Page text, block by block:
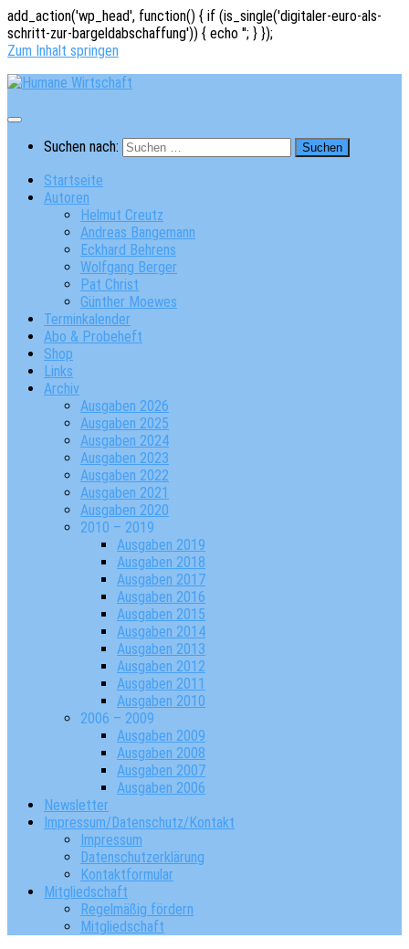
add_action('wp_head', function() { if (is_single('digitaler-euro-als-
schritt-zur-bargeldabschaffung')) { echo ''; } });
Zum Inhalt springen
Suchen nach:
Startseite
Autoren
Helmut Creutz
Andreas Bangemann
Eckhard Behrens
Wolfgang Berger
Pat Christ
Günther Moewes
Terminkalender
Abo & Probeheft
Shop
Links
Archiv
Ausgaben 2026
Ausgaben 2025
Ausgaben 2024
Ausgaben 2023
Ausgaben 2022
Ausgaben 2021
Ausgaben 2020
2010 – 2019
Ausgaben 2019
Ausgaben 2018
Ausgaben 2017
Ausgaben 2016
Ausgaben 2015
Ausgaben 2014
Ausgaben 2013
Ausgaben 2012
Ausgaben 2011
Ausgaben 2010
2006 – 2009
Ausgaben 2009
Ausgaben 2008
Ausgaben 2007
Ausgaben 2006
Newsletter
Impressum/Datenschutz/Kontakt
Impressum
Datenschutzerklärung
Kontaktformular
Mitgliedschaft
Regelmäßig fördern
Mitgliedschaft